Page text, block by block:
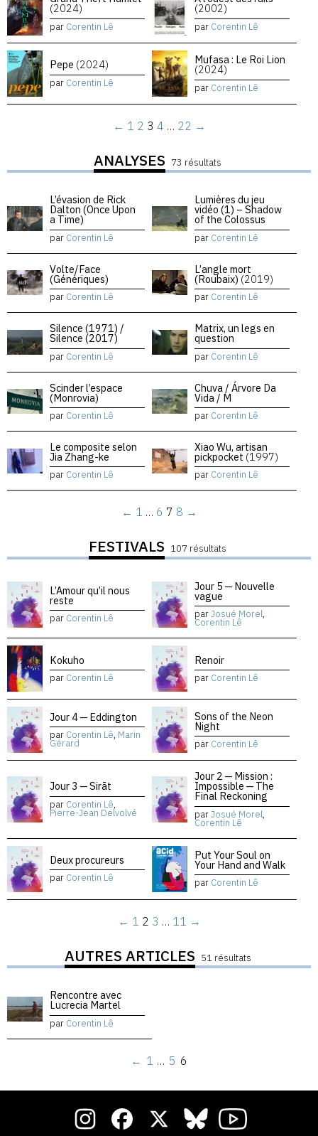
(2024)
par Corentin Lê
(2002)
par Corentin Lê
Pepe (2024)
par Corentin Lê
Mufasa : Le Roi Lion
(2024)
par Corentin Lê
← 1 2 3 4 … 22 →
ANALYSES 73 résultats
L’évasion de Rick
Dalton (Once Upon
a Time)
par Corentin Lê
Lumières du jeu
vidéo (1) – Shadow
of the Colossus
par Corentin Lê
Volte/Face
(Génériques)
par Corentin Lê
L’angle mort
(Roubaix) (2019)
par Corentin Lê
Silence (1971) /
Silence (2017)
par Corentin Lê
Matrix, un legs en
question
par Corentin Lê
Scinder l’espace
(Monrovia)
par Corentin Lê
Chuva / Árvore Da
Vida / M
par Corentin Lê
Le composite selon
Jia Zhang-ke
par Corentin Lê
Xiao Wu, artisan
pickpocket (1997)
par Corentin Lê
← 1 … 6 7 8 →
FESTIVALS 107 résultats
L’Amour qu’il nous
reste
par Corentin Lê
Jour 5 — Nouvelle
vague
parJosué Morel,
Corentin Lê
Kokuho
par Corentin Lê
Renoir
par Corentin Lê
Jour 4 — Eddington
par Corentin Lê, Marin
Gérard
Sons of the Neon
Night
par Corentin Lê
Jour 3 — Sirāt
par Corentin Lê,
Pierre-Jean Delvolvé
Jour 2 — Mission :
Impossible — The
Final Reckoning
parJosué Morel,
Corentin Lê
Deux procureurs
par Corentin Lê
Put Your Soul on
Your Hand and Walk
par Corentin Lê
← 1 2 3 … 11 →
AUTRES ARTICLES 51 résultats
Rencontre avec
Lucrecia Martel
par Corentin Lê
← 1 … 5 6